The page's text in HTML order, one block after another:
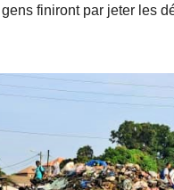
finiront par jeter les